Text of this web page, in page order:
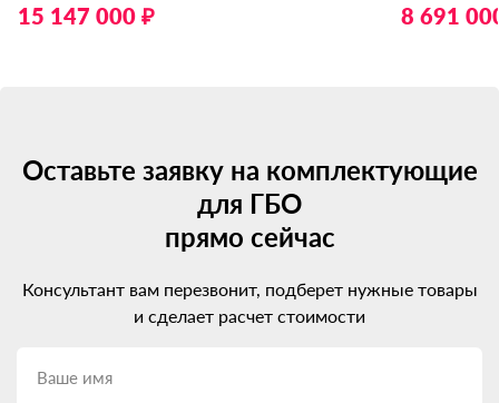
15 147 000 ₽
8 691
Оставьте заявку на комплектующие
для ГБО
прямо сейчас
Консультант вам перезвонит, подберет нужные товары
и сделает расчет стоимости